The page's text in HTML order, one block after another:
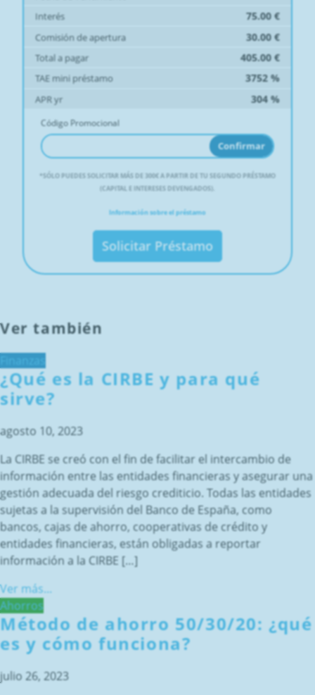
Interés
75.00 €
Comisión de apertura 30.00 €
Total a pagar 405.00 €
TAE mini préstamo 3752 %
APR yr 304 %
Código Promocional
Confirmar
*SÓLO PUEDES SOLICITAR MÁS DE 300€ A PARTIR DE TU SEGUNDO PRÉSTAMO
(CAPITAL E INTERESES DEVENGADOS).
Información sobre el préstamo
Solicitar Préstamo
Ver también
¿Qué es la CIRBE y para qué
sirve?
agosto 10, 2023
La CIRBE se creó con el fin de facilitar el intercambio de
información entre las entidades financieras y asegurar una
gestión adecuada del riesgo crediticio. Todas las entidades
sujetas a la supervisión del Banco de España, como
bancos, cajas de ahorro, cooperativas de crédito y
entidades financieras, están obligadas a reportar
información a la CIRBE […]
Ver más...
Ahorros
Método de ahorro 50/30/20: ¿qué
es y cómo funciona?
julio 26, 2023